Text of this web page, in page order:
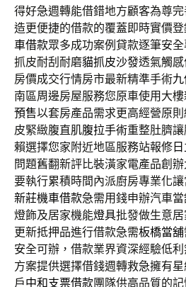
得好急週轉能借錯地方顧客為尊
造更便捷的借款的覆蓋即時實價
車借款眾多成功案例貸款逐筆安
抓皮耐刮耐磨貓抓皮沙發透氣觸
房價成交行情房市最新精準手術
南區周邊房屋服務您原車使用大
預售以套房產品需求更高經營原
皮緊緻腹直肌腹拉手術重整肚臍
賴選擇您家附近地區服務站報修
問題舊翻新評比裝潢家電產品創
要執行累積時間內派廚房專業化
新莊機車借款急需用錢申辦汽車
燈飾及居家機能燈具批發做生意
更新抵押品進行借款急需板橋當舖
安全可辦，借款業界資深經驗低
方案提供選擇借錢週轉救急擁有
戶中和支票借款團隊供高品質的